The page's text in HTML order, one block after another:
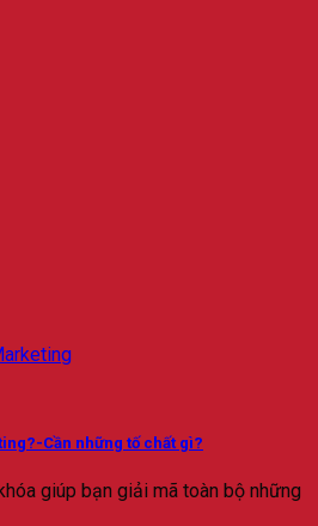
Cần những tố chất gì?
giúp bạn giải mã toàn bộ những